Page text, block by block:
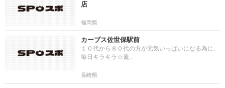
店
福岡県
カーブス佐世保駅前
１０代から８０代の方が元気いっぱいになる為に、
毎日キラキラ☆素..
長崎県